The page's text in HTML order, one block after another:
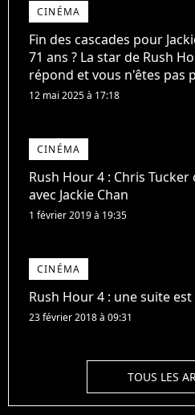
CINÉMA
Fin des cascades pour
71 ans ? La star de Rush
répond et vous n'êtes pas
12 mai 2025 à 17:18
CINÉMA
Rush Hour 4 : Chris
avec Jackie Chan
1 février 2019 à 19:35
CINÉMA
Rush Hour 4 : une suite
23 février 2018 à 09:31
TOUS LES